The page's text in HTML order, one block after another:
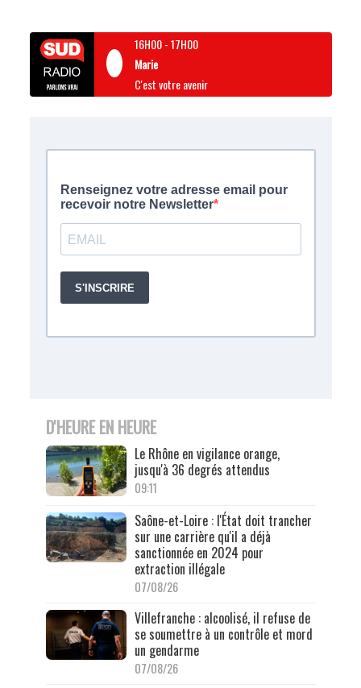
16H00-17H00
Marie
C'est votre avenir
D'HEURE EN HEURE
Le Rhône en vigilance orange,
jusqu'à 36 degrés attendus
09:11
Saône-et-Loire : l'État doit trancher
sur une carrière qu'il a déjà
sanctionnée en 2024 pour
extraction illégale
07/08/26
Villefranche : alcoolisé, il refuse de
se soumettre à un contrôle et mord
un gendarme
07/08/26